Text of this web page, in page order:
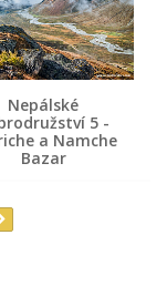
Nepálské
5 -
a Namche
Bazar